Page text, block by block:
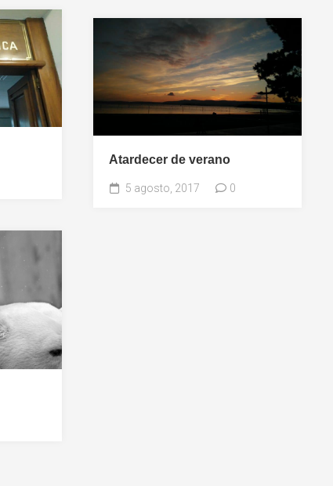
Tracy
|
Mi
rojita
Atardecer de verano
5 agosto, 2017 0